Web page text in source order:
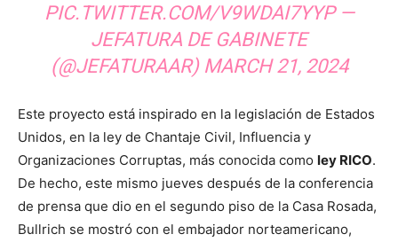
PIC.TWITTER.COM/V9WDAI7YYP—
JEFATURA DE GABINETE
(@JEFATURAAR) MARCH 21, 2024
Este proyecto está inspirado en la legislación de Estados
Unidos, en la ley de Chantaje Civil, Influencia y
Organizaciones Corruptas, más conocida como ley RICO.
De hecho, este mismo jueves después de la conferencia
de prensa que dio en el segundo piso de la Casa Rosada,
Bullrich se mostró con el embajador norteamericano,